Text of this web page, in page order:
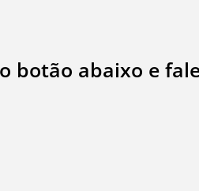
abaixo e